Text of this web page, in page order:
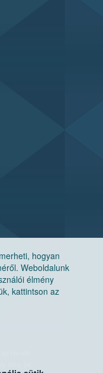
hogyan
Weboldalunk
élmény
kattintson az
Hivatal